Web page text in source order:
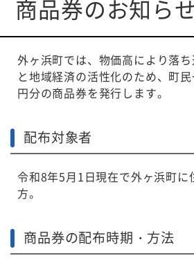
メ
ニ
動
す
商品券のお知ら
外ヶ浜町では、物価高により落
と地域経済の活性化のため、町
円分の商品券を発行します。
配布対象者
令和8年5月1日現在で外ヶ浜町に
方。
商品券の配布時期・方法